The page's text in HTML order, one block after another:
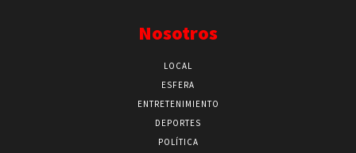
Nosotros
LOCAL
ESFERA
ENTRETENIMIENTO
DEPORTES
POLÍTICA